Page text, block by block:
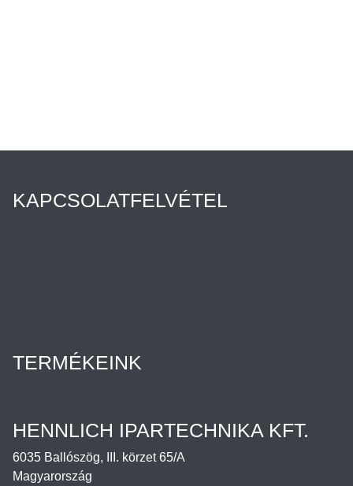
KAPCSOLATFELVÉTEL
TERMÉKEINK
HENNLICH IPARTECHNIKA KFT.
6035 Ballószög, III. körzet 65/A
Magyarország